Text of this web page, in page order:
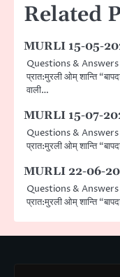
Related
MURLI 15-05-
Questions & Answers
प्रात:मुरली ओम् शान्ति
वाली…
MURLI 15-07-
Questions & Answers
प्रात:मुरली ओम् शान्ति
MURLI 22-06-
Questions & Answers
प्रात:मुरली ओम् शान्ति